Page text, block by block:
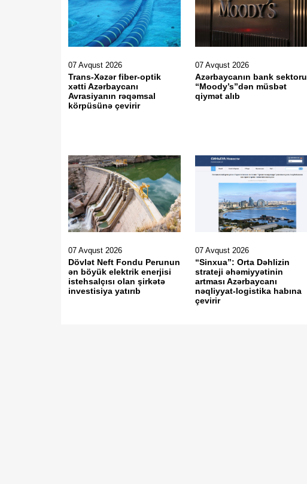
07 Avqust 2026
Trans-Xəzər fiber-optik
xətti Azərbaycanı
Avrasiyanın rəqəmsal
körpüsünə çevirir
07 Avqust 2026
Azərbaycanın bank sektoru
“Moody’s”dən müsbət
qiymət alıb
07 Avqust 2026
Dövlət Neft Fondu Perunun
ən böyük elektrik enerjisi
istehsalçısı olan şirkətə
investisiya yatırıb
07 Avqust 2026
“Sinxua”: Orta Dəhlizin
strateji əhəmiyyətinin
artması Azərbaycanı
nəqliyyat-logistika habına
çevirir